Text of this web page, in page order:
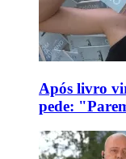
Após livro
pede: